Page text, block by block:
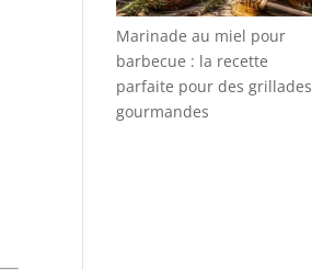
Marinade au miel pour
barbecue : la recette
parfaite pour des grillades
gourmandes